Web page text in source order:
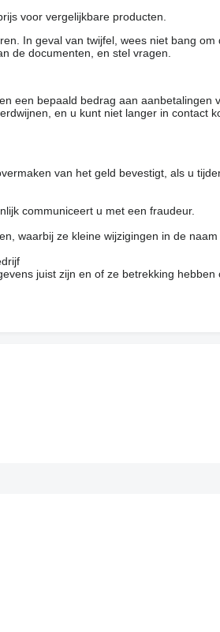
voor vergelijkbare producten.
In geval van twijfel, wees niet bang
de documenten, en stel vragen.
een bepaald bedrag aan aanbetalingen
en u kunt niet langer in contact
van het geld bevestigt, als u
communiceert u met een fraudeur.
waarbij ze kleine wijzigingen in de
juist zijn en of ze betrekking hebben